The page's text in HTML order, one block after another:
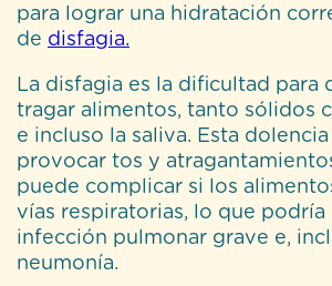
para lograr una hidratación
de disfagia.
La disfagia es la dificultad para
tragar alimentos, tanto sólidos
e incluso la saliva. Esta
provocar tos y
puede complicar si los
vías respiratorias, lo que podría
infección pulmonar grave e,
neumonía.